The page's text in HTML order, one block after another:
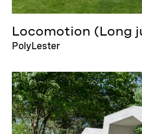
Locomotion (Long
PolyLester